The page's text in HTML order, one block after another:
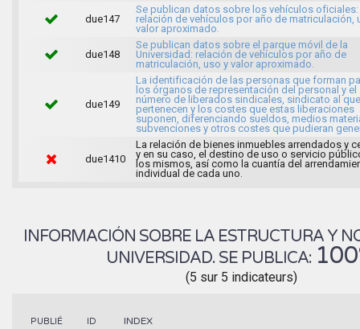
due147
Se publican datos sobre los vehículos oficiales:
relación de vehículos por año de matriculación,
valor aproximado.
due148
Se publican datos sobre el parque móvil de la
Universidad: relación de vehículos por año de
matriculación, uso y valor aproximado.
due149
La identificación de las personas que forman
los órganos de representación del personal y el
número de liberados sindicales, sindicato al que
pertenecen y los costes que estas liberaciones
suponen, diferenciando sueldos, medios
subvenciones y otros costes que pudieran
due1410
La relación de bienes inmuebles arrendados y
y en su caso, el destino de uso o servicio
los mismos, así como la cuantía del
individual de cada uno.
INFORMACIÓN SOBRE LA ESTRUCTURA Y
UNIVERSIDAD. SE PUBLICA:
(5 sur 5 indicateurs)
PUBLIÉ ID INDEX